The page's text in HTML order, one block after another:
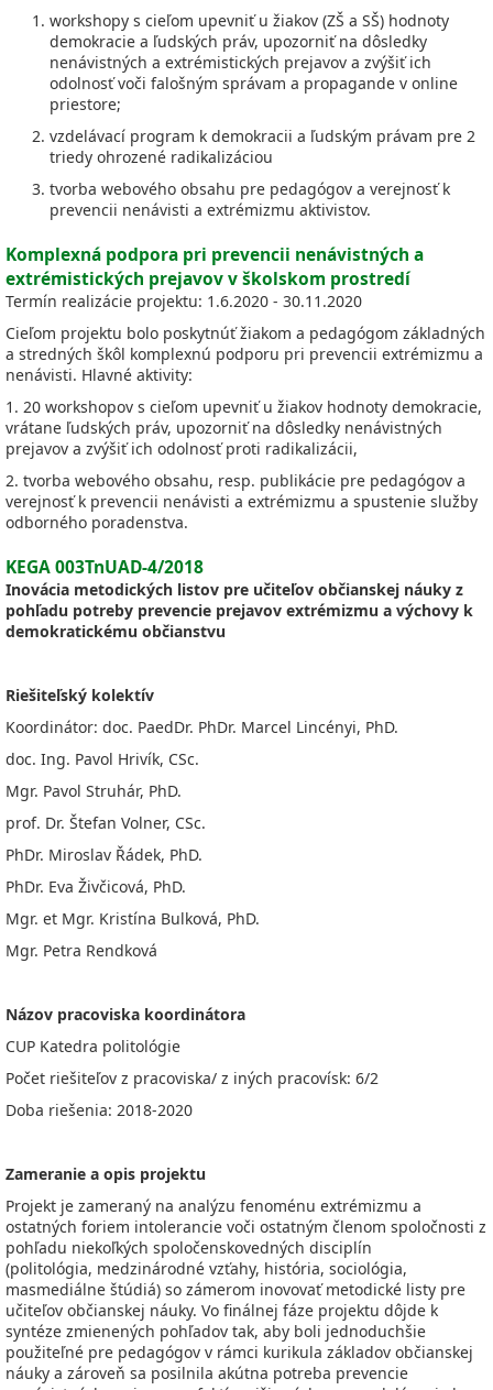
workshopy s cieľom upevniť u žiakov (ZŠ a SŠ) hodnoty
demokracie a ľudských práv, upozorniť na dôsledky
nenávistných a extrémistických prejavov a zvýšiť ich
odolnosť voči falošným správam a propagande v online
priestore;
vzdelávací program k demokracii a ľudským právam pre 2
triedy ohrozené radikalizáciou
tvorba webového obsahu pre pedagógov a verejnosť k
prevencii nenávisti a extrémizmu aktivistov.
Komplexná podpora pri prevencii nenávistných a
extrémistických prejavov v školskom prostredí
Termín realizácie projektu: 1.6.2020 - 30.11.2020
Cieľom projektu bolo poskytnúť žiakom a pedagógom základných
a stredných škôl komplexnú podporu pri prevencii extrémizmu a
nenávisti. Hlavné aktivity:
1. 20 workshopov s cieľom upevniť u žiakov hodnoty demokracie,
vrátane ľudských práv, upozorniť na dôsledky nenávistných
prejavov a zvýšiť ich odolnosť proti radikalizácii,
2. tvorba webového obsahu, resp. publikácie pre pedagógov a
verejnosť k prevencii nenávisti a extrémizmu a spustenie služby
odborného poradenstva.
KEGA 003TnUAD-4/2018
Inovácia metodických listov pre učiteľov občianskej náuky z
pohľadu potreby prevencie prejavov extrémizmu a výchovy k
demokratickému občianstvu
Riešiteľský kolektív
Koordinátor: doc. PaedDr. PhDr. Marcel Lincényi, PhD.
doc. Ing. Pavol Hrivík, CSc.
Mgr. Pavol Struhár, PhD.
prof. Dr. Štefan Volner, CSc.
PhDr. Miroslav Řádek, PhD.
PhDr. Eva Živčicová, PhD.
Mgr. et Mgr. Kristína Bulková, PhD.
Mgr. Petra Rendková
Názov pracoviska koordinátora
CUP Katedra politológie
Počet riešiteľov z pracoviska/ z iných pracovísk: 6/2
Doba riešenia: 2018-2020
Zameranie a opis projektu
Projekt je zameraný na analýzu fenoménu extrémizmu a
ostatných foriem intolerancie voči ostatným členom spoločnosti z
pohľadu niekoľkých spoločenskovedných disciplín
(politológia, medzinárodné vzťahy, história, sociológia,
masmediálne štúdiá) so zámerom inovovať metodické listy pre
učiteľov občianskej náuky. Vo finálnej fáze projektu dôjde k
syntéze zmienených pohľadov tak, aby boli jednoduchšie
použiteľné pre pedagógov v rámci kurikula základov občianskej
náuky a zároveň sa posilnila akútna potreba prevencie